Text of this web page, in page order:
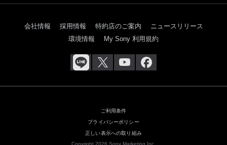
会社情報 採用情報 特約店のご案内
ニュースリリース
環境情報
My Sony 利用規約
ご利用条件
プライバシーポリシー
正しい表示への取り組み
Copyright 2026 Sony Marketing Inc.